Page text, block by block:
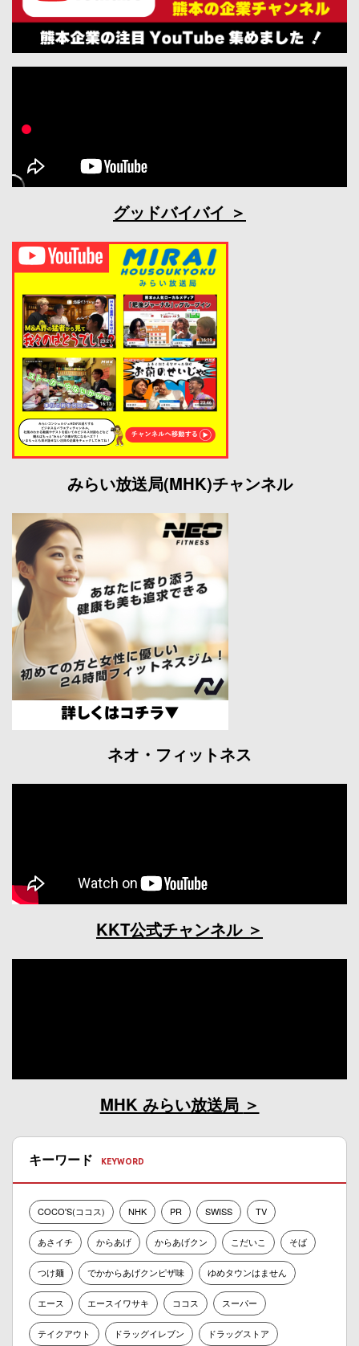
グッドバイバイ
みらい放送局(MHK)チャンネル
ネオ・フィットネス
KKT公式チャンネル
MHK みらい放送局
キーワード
COCO'S(ココス) NHK PR SWISS TV
あさイチ からあげ からあげクン こだいこ そば
つけ麺 でかからあげクンピザ味 ゆめタウンはません
エース エースイワサキ ココス スーパー
テイクアウト ドラッグイレブン ドラッグストア